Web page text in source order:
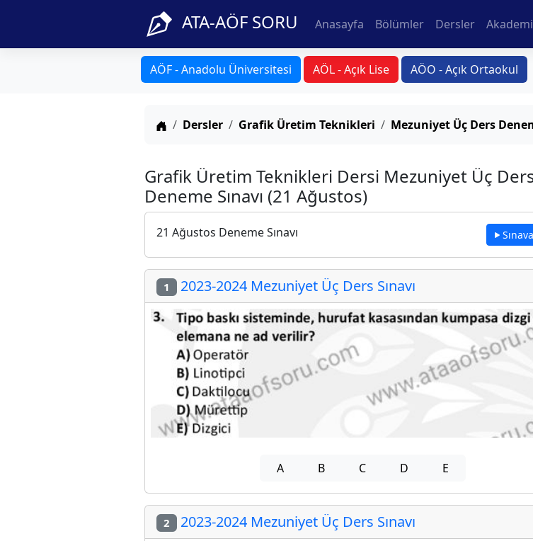
ATA-AÖF SORU Anasayfa Bölümler Dersler
AÖF - Anadolu Üniversitesi AÖL - Açık Lise AÖO - Açık Ortaokul
Anasayfa
Dersler Grafik Üretim Teknikleri Mezuniyet Üç Ders
Grafik Üretim Teknikleri Dersi Mezuniyet Üç
Deneme Sınavı (21 Ağustos)
21 Ağustos Deneme Sınavı
1 2023-2024 Mezuniyet Üç Ders Sınavı
A B C D E
2 2023-2024 Mezuniyet Üç Ders Sınavı